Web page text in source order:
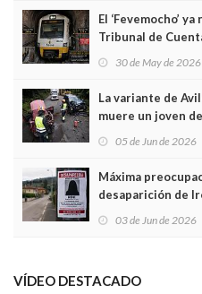
El ‘Fevemocho’
Tribunal de
sobrecoste de los
30 de May de 2026
La variante de
muere un joven
frontal
05 de Jun de 2026
Máxima
desaparición de
03 de Jun de 2026
VÍDEO DESTACADO